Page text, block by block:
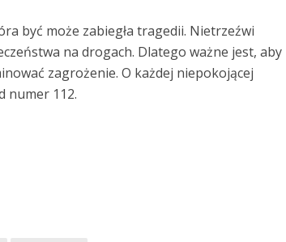
być może zabiegła tragedii. Nietrzeźwi
na drogach. Dlatego ważne jest, aby
zagrożenie. O każdej niepokojącej
numer 112.